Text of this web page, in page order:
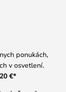
ponukách,
v osvetlení.
20 €*